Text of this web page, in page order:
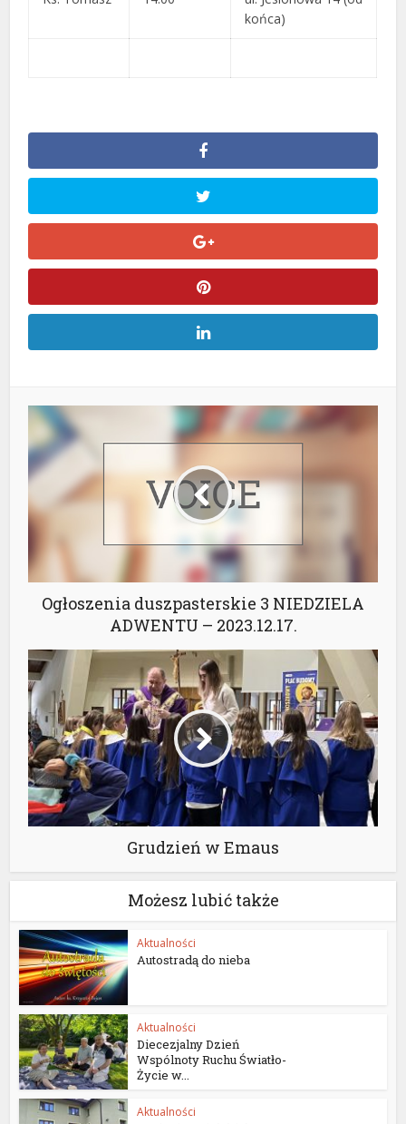
końca)
Ogłoszenia duszpasterskie 3 NIEDZIELA
ADWENTU – 2023.12.17.
Grudzień w Emaus
Możesz lubić także
Aktualności
Autostradą do nieba
Aktualności
Diecezjalny Dzień
Wspólnoty Ruchu Światło-
Życie w...
Aktualności